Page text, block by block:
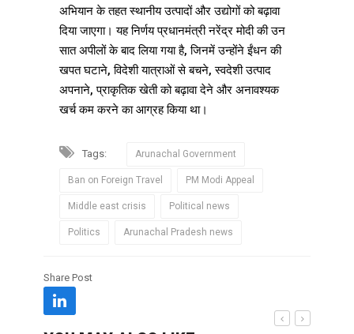
अभियान के तहत स्थानीय उत्पादों और उद्योगों को बढ़ावा
दिया जाएगा। यह निर्णय प्रधानमंत्री नरेंद्र मोदी की उन
सात अपीलों के बाद लिया गया है, जिनमें उन्होंने ईंधन की
खपत घटाने, विदेशी यात्राओं से बचने, स्वदेशी उत्पाद
अपनाने, प्राकृतिक खेती को बढ़ावा देने और अनावश्यक
खर्च कम करने का आग्रह किया था।
Tags: Arunachal Government
Ban on Foreign Travel PM Modi Appeal
Middle east crisis Political news
Politics Arunachal Pradesh news
Share Post